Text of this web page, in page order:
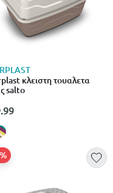
κλειστη τουαλετα
salto